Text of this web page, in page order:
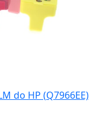
do HP (Q7966EE)